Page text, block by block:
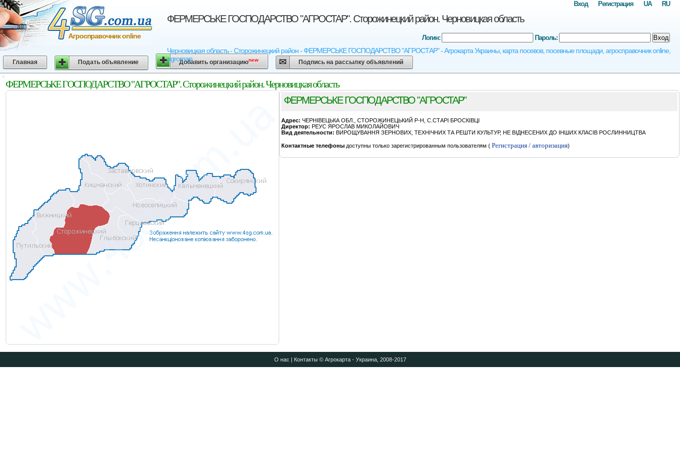
ФЕРМЕРСЬКЕ ГОСПОДАРСТВО "АГРОСТАР". Сторожинецкий район. Черновицкая область
Черновицкая область - Сторожинецкий район - ФЕРМЕРСЬКЕ ГОСПОДАРСТВО "АГРОСТАР" - Агрокарта Украины, карта посевов, посевные площади, агросправочник online,
agromap
Агросправочник online
RU
UA
Регистрация
Вход
Логин: Пароль: Вход
Главная Подать объявление Добавить организациюnew Подпись на рассылку объявлений
ФЕРМЕРСЬКЕ ГОСПОДАРСТВО "АГРОСТАР". Сторожинецкий район. Черновицкая область
ФЕРМЕРСЬКЕ ГОСПОДАРСТВО "АГРОСТАР"
Адрес: ЧЕРНІВЕЦЬКА ОБЛ., СТОРОЖИНЕЦЬКИЙ Р-Н, С.СТАРІ БРОСКІВЦІ
Директор: РЕУС ЯРОСЛАВ МИКОЛАЙОВИЧ
Вид деятельности: ВИРОЩУВАННЯ ЗЕРНОВИХ, ТЕХНІЧНИХ ТА РЕШТИ КУЛЬТУР, НЕ ВІДНЕСЕНИХ ДО ІНШИХ КЛАСІВ РОСЛИННИЦТВА
Контактные телефоны доступны только зарегистрированным пользователям ( Регистрация / авторизация)
О нас | Контакты© Агрокарта - Украина, 2008-2017